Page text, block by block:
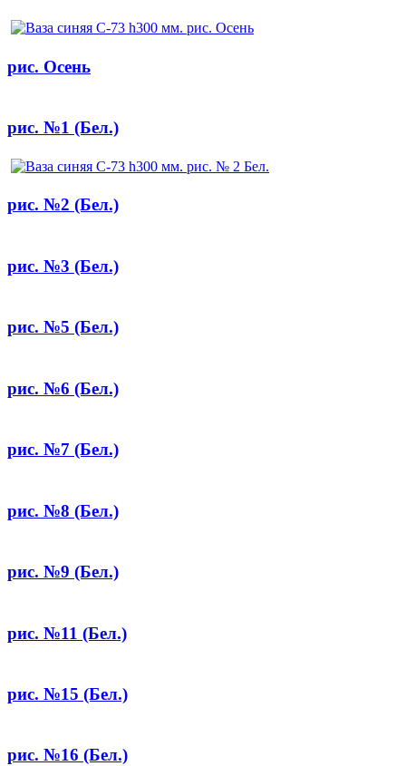
рис. Осень
рис. №1 (Бел.)
рис. №2 (Бел.)
рис. №3 (Бел.)
рис. №5 (Бел.)
рис. №6 (Бел.)
рис. №7 (Бел.)
рис. №8 (Бел.)
рис. №9 (Бел.)
рис. №11 (Бел.)
рис. №15 (Бел.)
рис. №16 (Бел.)